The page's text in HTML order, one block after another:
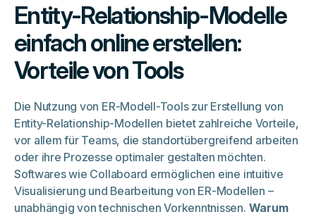
Entity-Relationship-Modelle
einfach online erstellen:
Vorteile von Tools
Die Nutzung von ER-Modell-Tools zur Erstellung von
Entity-Relationship-Modellen bietet zahlreiche Vorteile,
vor allem für Teams, die standortübergreifend arbeiten
oder ihre Prozesse optimaler gestalten möchten.
Softwares wie Collaboard ermöglichen eine intuitive
Visualisierung und Bearbeitung von ER-Modellen –
unabhängig von technischen Vorkenntnissen. Warum